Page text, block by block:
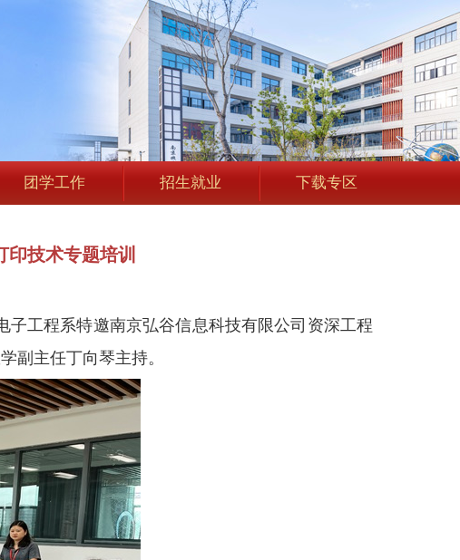
团学工作 招生就业 下载专区
技术专题培训
子工程系特邀南京弘谷信息科技有限公司资深工程
副主任丁向琴主持。